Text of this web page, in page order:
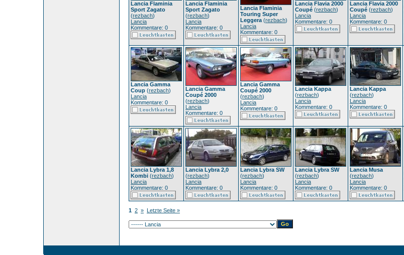
Lancia Flaminia
Sport Zagato
(rezbach)
Lancia
Kommentare: 0
Lancia Flaminia
Sport Zagato
(rezbach)
Lancia
Kommentare: 0
Lancia Flaminia
Touring Super
Leggera (rezbach)
Lancia
Kommentare: 0
Lancia Flavia 2000
Coupé (rezbach)
Lancia
Kommentare: 0
Lancia Flavia 2000
Coupé (rezbach)
Lancia
Kommentare: 0
Lancia Gamma
Coup (rezbach)
Lancia
Kommentare: 0
Lancia Gamma
Coupé 2000
(rezbach)
Lancia
Kommentare: 0
Lancia Gamma
Coupé 2000
(rezbach)
Lancia
Kommentare: 0
Lancia Kappa
(rezbach)
Lancia
Kommentare: 0
Lancia Kappa
(rezbach)
Lancia
Kommentare: 0
Lancia Lybra 1,8
Kombi (rezbach)
Lancia
Kommentare: 0
Lancia Lybra 2,0
(rezbach)
Lancia
Kommentare: 0
Lancia Lybra SW
(rezbach)
Lancia
Kommentare: 0
Lancia Lybra SW
(rezbach)
Lancia
Kommentare: 0
Lancia Musa
(rezbach)
Lancia
Kommentare: 0
1 2 » Letzte Seite »